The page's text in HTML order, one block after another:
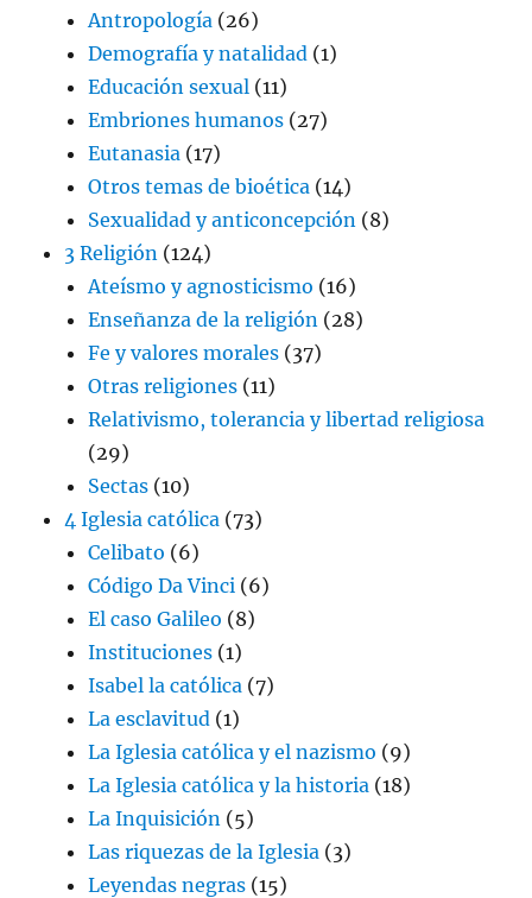
Antropología (26)
Demografía y natalidad (1)
Educación sexual (11)
Embriones humanos (27)
Eutanasia (17)
Otros temas de bioética (14)
Sexualidad y anticoncepción (8)
3 Religión (124)
Ateísmo y agnosticismo (16)
Enseñanza de la religión (28)
Fe y valores morales (37)
Otras religiones (11)
Relativismo, tolerancia y libertad religiosa
(29)
Sectas (10)
4 Iglesia católica (73)
Celibato (6)
Código Da Vinci (6)
El caso Galileo (8)
Instituciones (1)
Isabel la católica (7)
La esclavitud (1)
La Iglesia católica y el nazismo (9)
La Iglesia católica y la historia (18)
La Inquisición (5)
Las riquezas de la Iglesia (3)
Leyendas negras (15)